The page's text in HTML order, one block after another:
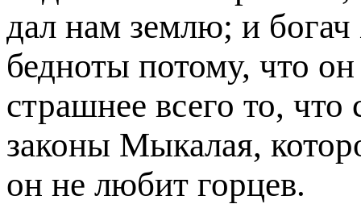
дал нам землю; и
бедноты потому, что
страшнее всего то,
законы Мыкалая,
он не любит горцев.